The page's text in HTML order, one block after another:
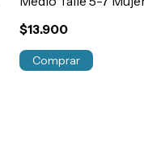
$13.900
Comprar